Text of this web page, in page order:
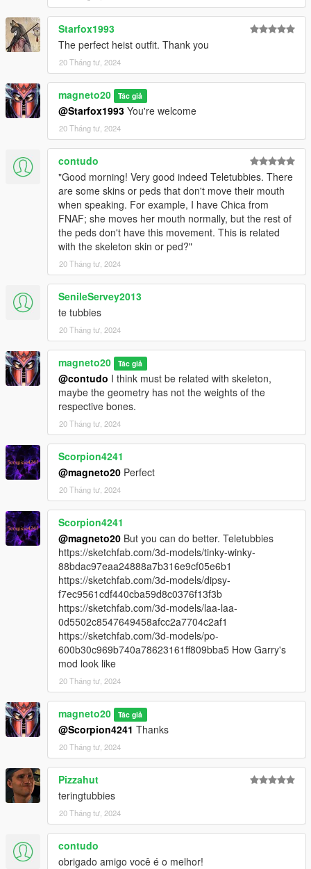
Starfox1993
The perfect heist outfit. Thank you
20 Tháng tư, 2024
magneto20 Tác giả
@Starfox1993 You're welcome
20 Tháng tư, 2024
contudo
"Good morning! Very good indeed Teletubbies. There
are some skins or peds that don't move their mouth
when speaking. For example, I have Chica from
FNAF; she moves her mouth normally, but the rest of
the peds don't have this movement. This is related
with the skeleton skin or ped?"
20 Tháng tư, 2024
SenileServey2013
te tubbies
20 Tháng tư, 2024
magneto20 Tác giả
@contudo I think must be related with skeleton,
maybe the geometry has not the weights of the
respective bones.
20 Tháng tư, 2024
Scorpion4241
@magneto20 Perfect
20 Tháng tư, 2024
Scorpion4241
@magneto20 But you can do better. Teletubbies
https://sketchfab.com/3d-models/tinky-winky-
88bdac97eaa24888a7b316e9cf05e6b1
https://sketchfab.com/3d-models/dipsy-
f7ec9561cdf440cba59d8c0376f13f3b
https://sketchfab.com/3d-models/laa-laa-
0d5502c8547649458afcc2a7704c2af1
https://sketchfab.com/3d-models/po-
600b30c969b740a78623161ff809bba5 How Garry's
mod look like
20 Tháng tư, 2024
magneto20 Tác giả
@Scorpion4241 Thanks
20 Tháng tư, 2024
Pizzahut
teringtubbies
20 Tháng tư, 2024
contudo
obrigado amigo você é o melhor!